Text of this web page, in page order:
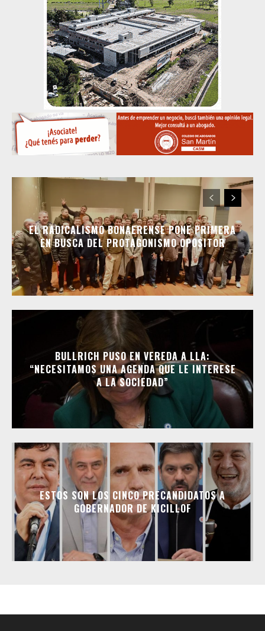
EL RADICALISMO BONAERENSE PONE PRIMERA
EN BUSCA DEL PROTAGONISMO OPOSITOR
BULLRICH PUSO EN VEREDA A LLA:
“NECESITAMOS UNA AGENDA QUE LE INTERESE
A LA SOCIEDAD”
ESTOS SON LOS CINCO PRECANDIDATOS A
GOBERNADOR DE KICILLOF